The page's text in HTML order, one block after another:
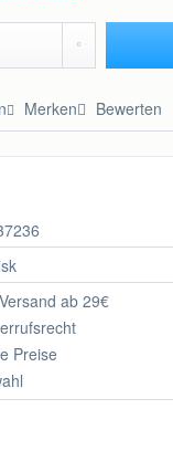
Merken Bewerten
ab 29€
Preise